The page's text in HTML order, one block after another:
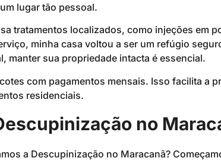
lugar tão pessoal.
tratamentos localizados, como injeções em
minha casa voltou a ser um refúgio
manter sua propriedade intacta é essencial.
com pagamentos mensais. Isso facilita a
residenciais.
no
a Descupinização no Maracanã?